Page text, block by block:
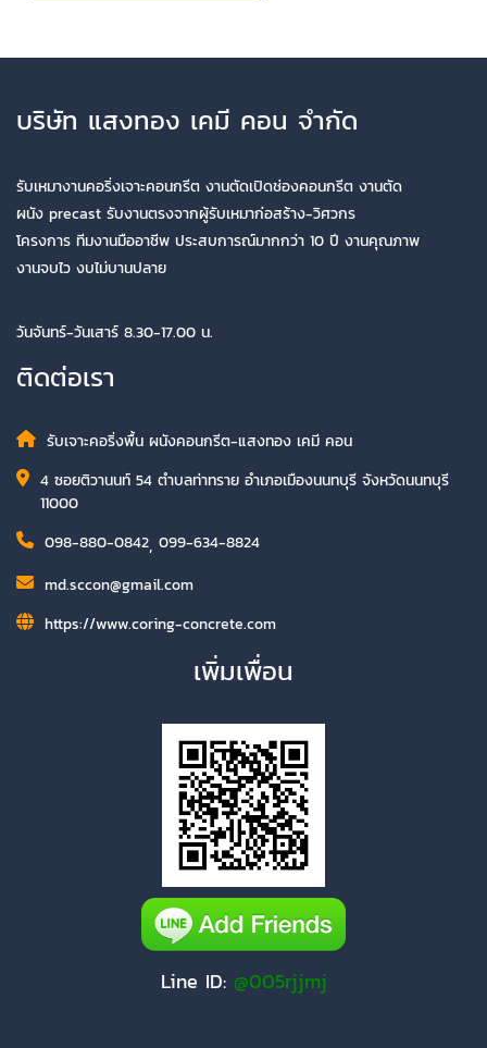
บริษัท แสงทอง เคมี คอน จำกัด
รับเหมางานคอริ่งเจาะคอนกรีต งานตัดเปิดช่องคอนกรีต งานตัด
ผนัง precast รับงานตรงจากผู้รับเหมาก่อสร้าง-วิศวกร
โครงการ ทีมงานมืออาชีพ ประสบการณ์มากกว่า 10 ปี งานคุณภาพ
งานจบไว งบไม่บานปลาย
วันจันทร์-วันเสาร์ 8.30-17.00 น.
ติดต่อเรา
รับเจาะคอริ่งพื้น ผนังคอนกรีต-แสงทอง เคมี คอน
4 ซอยติวานนท์ 54 ตำบลท่าทราย อำเภอเมืองนนทบุรี จังหวัดนนทบุรี
11000
098-880-0842, 099-634-8824
md.sccon@gmail.com
https://www.coring-concrete.com
เพิ่มเพื่อน
Line ID: @005rjjmj